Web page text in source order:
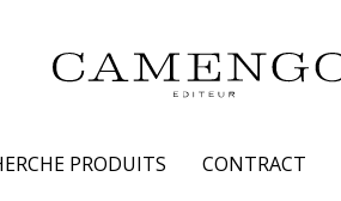
PRODUITS CONTRACT